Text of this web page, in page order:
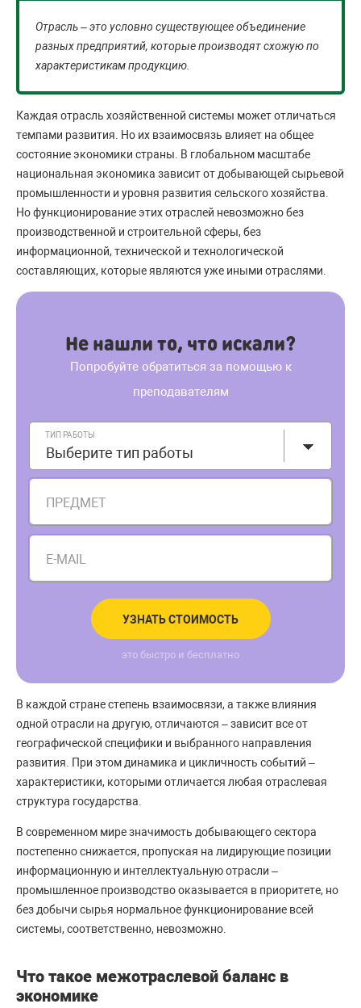
Отрасль – это условно существующее объединение
разных предприятий, которые производят схожую по
характеристикам продукцию.
Каждая отрасль хозяйственной системы может отличаться
темпами развития. Но их взаимосвязь влияет на общее
состояние экономики страны. В глобальном масштабе
национальная экономика зависит от добывающей сырьевой
промышленности и уровня развития сельского хозяйства.
Но функционирование этих отраслей невозможно без
производственной и строительной сферы, без
информационной, технической и технологической
составляющих, которые являются уже иными отраслями.
Не нашли то, что искали?
Попробуйте обратиться за помощью к
преподавателям
ТИП РАБОТЫ
Выберите тип работы
ПРЕДМЕТ
E-MAIL
УЗНАТЬ СТОИМОСТЬ
это быстро и бесплатно
В каждой стране степень взаимосвязи, а также влияния
одной отрасли на другую, отличаются – зависит все от
географической специфики и выбранного направления
развития. При этом динамика и цикличность событий –
характеристики, которыми отличается любая отраслевая
структура государства.
В современном мире значимость добывающего сектора
постепенно снижается, пропуская на лидирующие позиции
информационную и интеллектуальную отрасли –
промышленное производство оказывается в приоритете, но
без добычи сырья нормальное функционирование всей
системы, соответственно, невозможно.
Что такое межотраслевой баланс в
экономике